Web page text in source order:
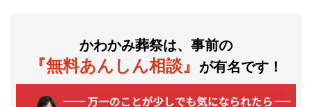
かわかみ葬祭は、事前の
『無料あんしん相談』 が有名です！